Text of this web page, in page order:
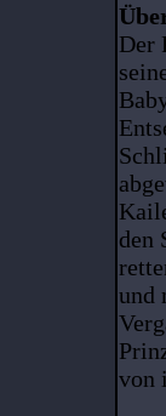
Der
den
und
von